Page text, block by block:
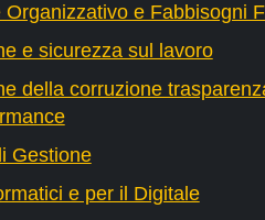
Organizzativo e Fabbisogni
e sicurezza sul lavoro
della corruzione
Gestione
e per il Digitale